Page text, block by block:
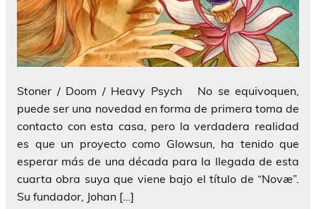
Stoner / Doom / Heavy Psych No se equivoquen,
puede ser una novedad en forma de primera toma de
contacto con esta casa, pero la verdadera realidad
es que un proyecto como Glowsun, ha tenido que
esperar más de una década para la llegada de esta
cuarta obra suya que viene bajo el título de “Novæ”.
Su fundador, Johan […]